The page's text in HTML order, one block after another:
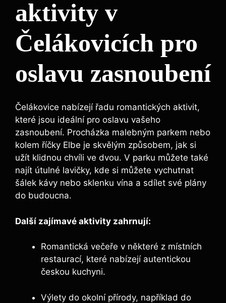
aktivity v
Čelákovicích pro
oslavu zasnoubení
Čelákovice nabízejí řadu romantických aktivit,
které jsou ideální pro oslavu vašeho
zasnoubení. Procházka malebným parkem nebo
kolem říčky Elbe je skvělým způsobem, jak si
užít klidnou chvíli ve dvou. V parku můžete také
najít útulné lavičky, kde si můžete vychutnat
šálek kávy nebo sklenku vína a sdílet své plány
do budoucna.
Další zajímavé aktivity zahrnují:
Romantická večeře v některé z místních
restaurací, které nabízejí autentickou
českou kuchyni.
Výlety do okolní přírody, například do